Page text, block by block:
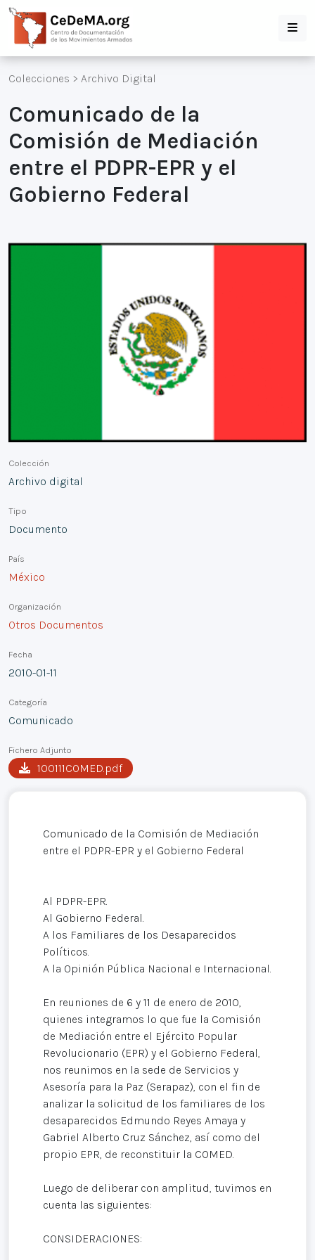
Colecciones > Archivo Digital
Comunicado de la
Comisión de Mediación
entre el PDPR-EPR y el
Gobierno Federal
Colección
Archivo digital
Tipo
Documento
País
México
Organización
Otros Documentos
Fecha
2010-01-11
Categoría
Comunicado
Fichero Adjunto
100111COMED.pdf
Comunicado de la Comisión de Mediación
entre el PDPR-EPR y el Gobierno Federal
Al PDPR-EPR.
Al Gobierno Federal.
A los Familiares de los Desaparecidos
Políticos.
A la Opinión Pública Nacional e Internacional.
En reuniones de 6 y 11 de enero de 2010,
quienes integramos lo que fue la Comisión
de Mediación entre el Ejército Popular
Revolucionario (EPR) y el Gobierno Federal,
nos reunimos en la sede de Servicios y
Asesoría para la Paz (Serapaz), con el fin de
analizar la solicitud de los familiares de los
desaparecidos Edmundo Reyes Amaya y
Gabriel Alberto Cruz Sánchez, así como del
propio EPR, de reconstituir la COMED.
Luego de deliberar con amplitud, tuvimos en
cuenta las siguientes:
CONSIDERACIONES: